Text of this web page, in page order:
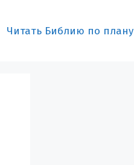
Читать Библию по плану